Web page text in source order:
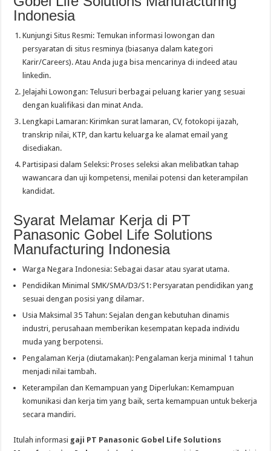
Indonesia
Kunjungi Situs Resmi: Temukan informasi lowongan dan
persyaratan di situs resminya (biasanya dalam kategori
Karir/Careers). Atau Anda juga bisa mencarinya di indeed atau
linkedin.
Jelajahi Lowongan: Telusuri berbagai peluang karier yang sesuai
dengan kualifikasi dan minat Anda.
Lengkapi Lamaran: Kirimkan surat lamaran, CV, fotokopi ijazah,
transkrip nilai, KTP, dan kartu keluarga ke alamat email yang
disediakan.
Partisipasi dalam Seleksi: Proses seleksi akan melibatkan tahap
wawancara dan uji kompetensi, menilai potensi dan keterampilan
kandidat.
Syarat Melamar Kerja di PT
Panasonic Gobel Life Solutions
Manufacturing Indonesia
Warga Negara Indonesia: Sebagai dasar atau syarat utama.
Pendidikan Minimal SMK/SMA/D3/S1: Persyaratan pendidikan yang
sesuai dengan posisi yang dilamar.
Usia Maksimal 35 Tahun: Sejalan dengan kebutuhan dinamis
industri, perusahaan memberikan kesempatan kepada individu
muda yang berpotensi.
Pengalaman Kerja (diutamakan): Pengalaman kerja minimal 1 tahun
menjadi nilai tambah.
Keterampilan dan Kemampuan yang Diperlukan: Kemampuan
komunikasi dan kerja tim yang baik, serta kemampuan untuk bekerja
secara mandiri.
Itulah informasi gaji PT Panasonic Gobel Life Solutions